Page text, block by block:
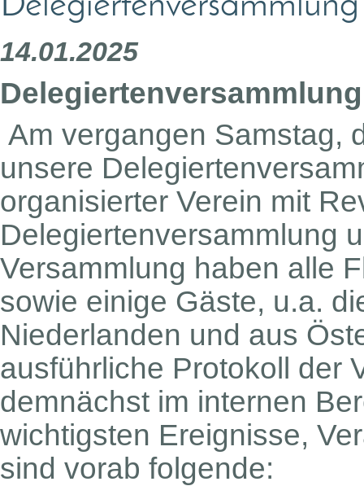
14.01.2025
Am vergangen Samstag,
unsere
organisierter Verein mit
Delegiertenversammlung
Versammlung haben alle
sowie einige Gäste, u.a.
Niederlanden und aus
ausführliche Protokoll der
demnächst im internen
wichtigsten Ereignisse,
sind vorab folgende: